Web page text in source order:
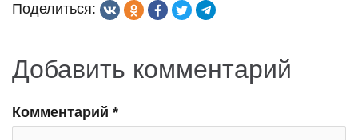
Поделиться:
Добавить комментарий
Комментарий *